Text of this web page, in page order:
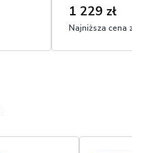
1 229 zł
Najniższa cena z